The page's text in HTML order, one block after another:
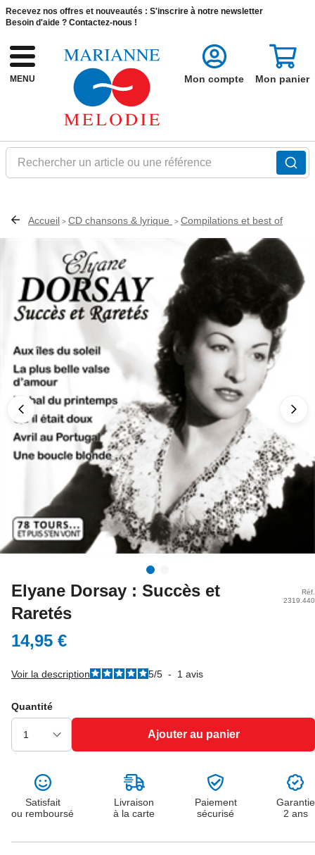
Recevez nos offres et nouveautés : S'inscrire à notre newsletter
Besoin d'aide ? Contactez-nous !
MENU
Rechercher un article ou une référence
Mon compte Mon panier
Accueil > CD chansons & lyrique > Compilations et best of
Elyane Dorsay : Succès et
Raretés
Réf.
2319.440
14,95 €
Voir la description 5/5 - 1 avis
Quantité
Ajouter au panier
Satisfait
ou remboursé
Livraison
à la carte
Paiement
sécurisé
Garantie
2 ans